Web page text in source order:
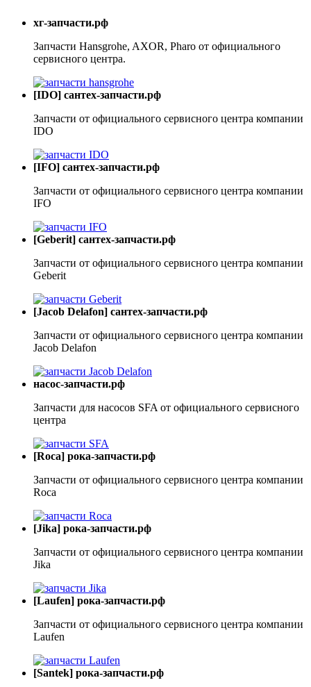
хг-запчасти.рф
Запчасти Hansgrohe, AXOR, Pharo от официального
сервисного центра.
[IDO] сантех-запчасти.рф
Запчасти от официального сервисного центра компании
IDO
[IFO] сантех-запчасти.рф
Запчасти от официального сервисного центра компании
IFO
[Geberit] сантех-запчасти.рф
Запчасти от официального сервисного центра компании
Geberit
[Jacob Delafon] сантех-запчасти.рф
Запчасти от официального сервисного центра компании
Jacob Delafon
насос-запчасти.рф
Запчасти для насосов SFA от официального сервисного
центра
[Roca] рока-запчасти.рф
Запчасти от официального сервисного центра компании
Roca
[Jika] рока-запчасти.рф
Запчасти от официального сервисного центра компании
Jika
[Laufen] рока-запчасти.рф
Запчасти от официального сервисного центра компании
Laufen
[Santek] рока-запчасти.рф